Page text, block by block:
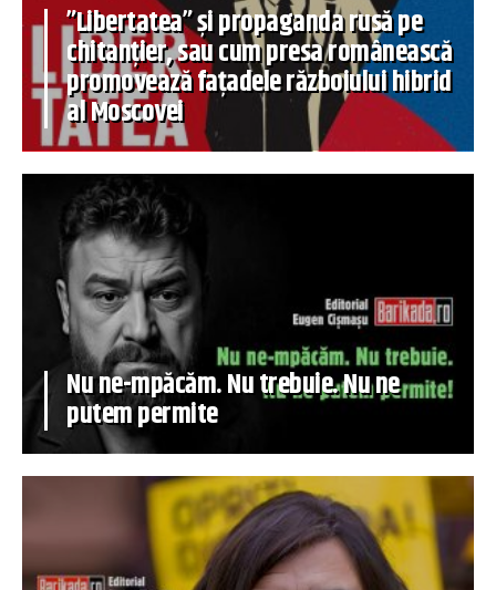
”Libertatea” și propaganda rusă pe
chitanțier, sau cum presa românească
promovează fațadele războiului hibrid
al Moscovei
Nu ne-mpăcăm. Nu trebuie. Nu ne
putem permite